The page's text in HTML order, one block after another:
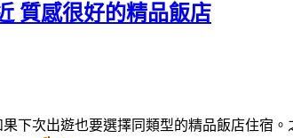
質感很好的精品飯店
下次出遊也要選擇同類型的精品飯店住宿。